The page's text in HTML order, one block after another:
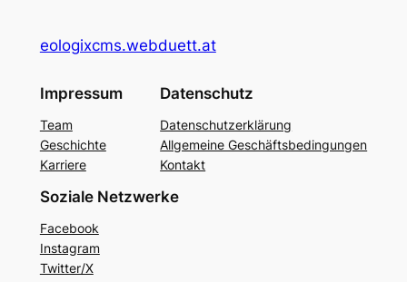
eologixcms.webduett.at
Impressum
Team
Geschichte
Karriere
Datenschutz
Datenschutzerklärung
Allgemeine Geschäftsbedingungen
Kontakt
Soziale Netzwerke
Facebook
Instagram
Twitter/X